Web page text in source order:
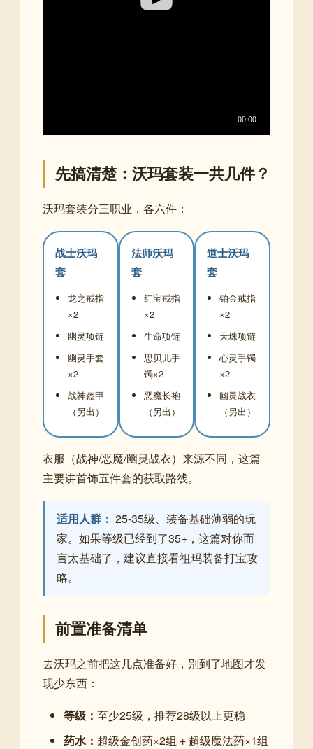
先搞清楚：沃玛套装一共几件？
沃玛套装分三职业，各六件：
战士沃玛
套
龙之戒指
×2
幽灵项链
幽灵手套
×2
战神盔甲
（另出）
法师沃玛
套
红宝戒指
×2
生命项链
思贝儿手
镯×2
恶魔长袍
（另出）
道士沃玛
套
铂金戒指
×2
天珠项链
心灵手镯
×2
幽灵战衣
（另出）
衣服（战神/恶魔/幽灵战衣）来源不同，这篇
主要讲首饰五件套的获取路线。
适用人群： 25-35级、装备基础薄弱的玩
家。如果等级已经到了35+，这篇对你而
言太基础了，建议直接看祖玛装备打宝攻
略。
前置准备清单
去沃玛之前把这几点准备好，别到了地图才发
现少东西：
等级： 至少25级，推荐28级以上更稳
药水： 超级金创药×2组 + 超级魔法药×1组